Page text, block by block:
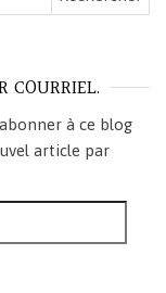
COURRIEL.
à ce blog
article par